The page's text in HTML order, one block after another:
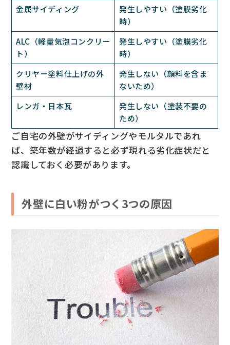
金属サイディング
発生しやすい（塗膜劣化
時）
ALC（軽量気泡コンクリー
ト）
発生しやすい（塗膜劣化
時）
クリヤー塗料仕上げの外
壁材
発生しない（顔料を含ま
ないため）
レンガ・日本瓦
発生しない（塗装不要の
ため）
ご自宅の外壁がサイディングやモルタルであれ
ば、築年数が経過すると必ず現れる劣化症状だと
認識しておく必要があります。
外壁に白い粉がつく3つの原因